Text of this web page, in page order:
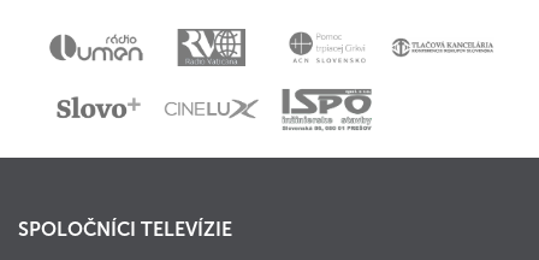
SPOLOČNÍCI TELEVÍZIE